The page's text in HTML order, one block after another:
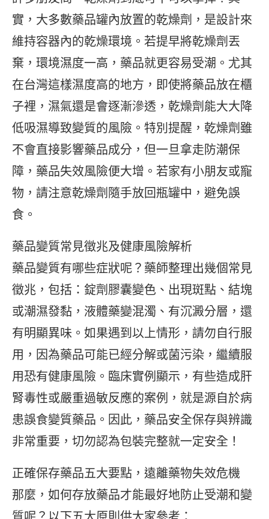
實，大多數藥品罐內放置的乾燥劑，是設計來
維持容器內的乾燥環境。若提早將乾燥劑丟
棄，環境濕度一高，藥品就更容易受潮。尤其
在台灣這樣濕度高的地方，即使將藥品放在櫃
子裡，濕氣還是會逐漸滲透，乾燥劑能大大降
低吸濕導致變質的風險。特別提醒，乾燥劑雖
不會直接影響藥品成分，但一旦拿走防潮保
障，藥品失效風險便大增。若家有小朋友或寵
物，請注意乾燥劑隨手放回瓶罐中，避免誤
食。
藥品變質常見徵兆及健康風險解析
藥品變質有哪些症狀呢？藥師整理出幾個常見
徵兆，包括：錠劑膠囊變色、出現斑點、結塊
或潮濕發黏，液體藥變混濁、有沉澱分層，還
有明顯異味。如果遇到以上情形，請勿自行服
用，因為藥品可能已經分解或菌污染，繼續服
用恐有健康風險。臨床實例顯示，有些造成肝
腎毒性或嚴重過敏反應的案例，就是源自於病
患誤食變質藥品。因此，藥品安全保存與辨識
非常重要，切勿認為包裝完整就一定安全！
正確保存藥品五大要點，遠離藥物失效危機
那麼，如何存放藥品才能最好地防止受潮和變